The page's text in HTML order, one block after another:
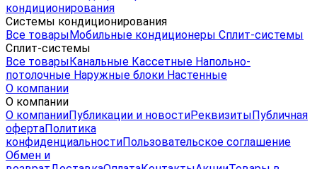
кондиционирования
Системы кондиционирования
Все товарыМобильные кондиционеры Сплит-системы
Сплит-системы
Все товарыКанальные Кассетные Напольно-
потолочные Наружные блоки Настенные
О компании
О компании
О компанииПубликации и новостиРеквизитыПубличная
офертаПолитика
конфиденциальностиПользовательское соглашение
Обмен и